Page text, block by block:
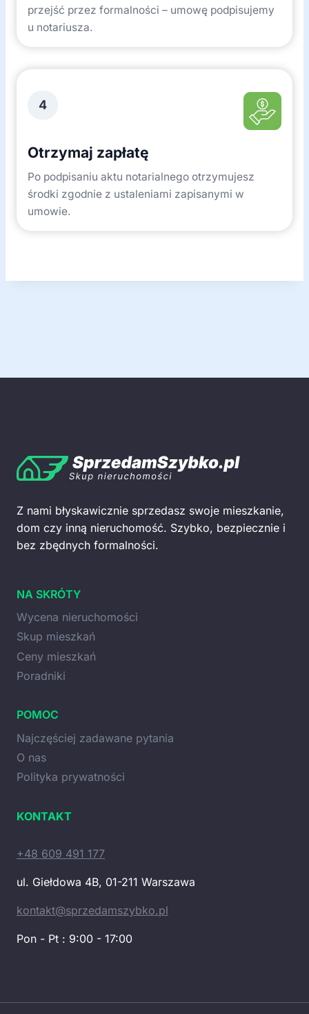
przejść przez formalności – umowę podpisujemy
u notariusza.
4
Otrzymaj zapłatę
Po podpisaniu aktu notarialnego otrzymujesz
środki zgodnie z ustaleniami zapisanymi w
umowie.
Z nami błyskawicznie sprzedasz swoje mieszkanie,
dom czy inną nieruchomość. Szybko, bezpiecznie i
bez zbędnych formalności.
NA SKRÓTY
Wycena nieruchomości
Skup mieszkań
Ceny mieszkań
Poradniki
POMOC
Najczęściej zadawane pytania
O nas
Polityka prywatności
KONTAKT
+48 609 491 177
ul. Giełdowa 4B, 01-211 Warszawa
kontakt@sprzedamszybko.pl
Pon - Pt : 9:00 - 17:00